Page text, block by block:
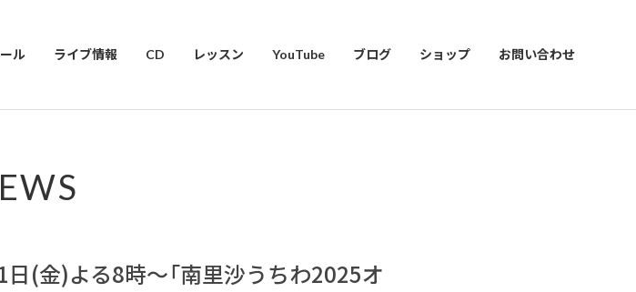
ル ライブ情報 CD レッスン YouTube ブログ ショップ お問い合わせ
日(金)よる8時〜「南里沙うちわ2025オ